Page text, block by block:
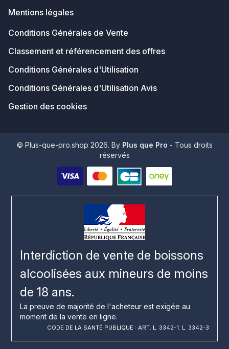
Mentions légales
Conditions Générales de Vente
Classement et référencement des offres
Conditions Générales d'Utilisation
Conditions Générales d'Utilisation Avis
Gestion des cookies
© Plus-que-pro.shop 2026. By Plus que Pro - Tous droits
réservés
Interdiction de vente de boissons
alcoolisées aux mineurs de moins
de 18 ans.
La preuve de majorité de l'acheteur est exigée au
moment de la vente en ligne.
CODE DE LA SANTÉ PUBLIQUE : ART. L. 3342-1. L. 3342-3